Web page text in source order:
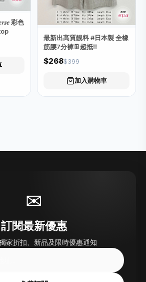
彩色
最新出高質靚料 #日本製 全橡
筋腰7分褲👖超抵‼️
$268$399
加入購物車
✉
訂閱最新優惠
家折扣、新品及限時優惠通知